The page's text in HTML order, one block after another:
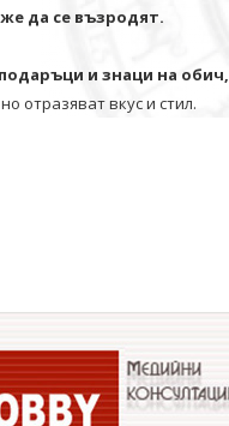
да се възродят.
и знаци на обич,
отразяват вкус и стил.